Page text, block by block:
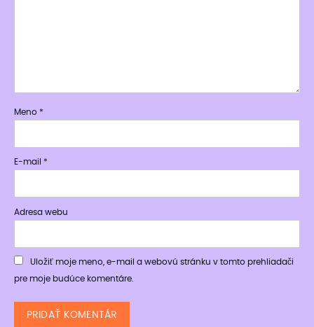
Meno *
E-mail *
Adresa webu
Uložiť moje meno, e-mail a webovú stránku v tomto prehliadači
pre moje budúce komentáre.